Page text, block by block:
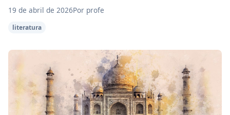
19 de abril de 2026Por profe
literatura